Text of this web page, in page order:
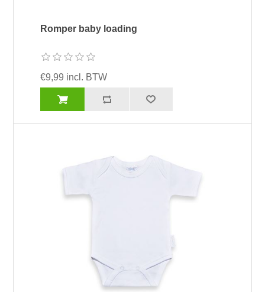
Romper baby loading
€9,99 incl. BTW